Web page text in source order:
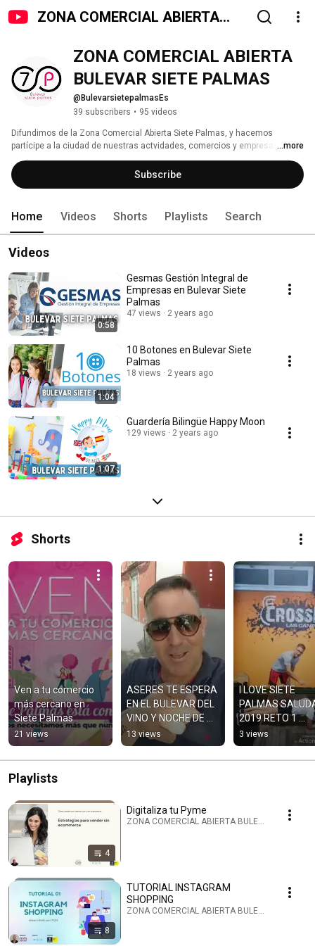
ZONA COMERCIAL ABIERTA
ZONA COMERCIAL ABIERTA
BULEVAR SIETE PALMAS
@BulevarsietepalmasEs
39 subscribers • 95 videos
Difundimos de la Zona Comercial Abierta Siete Palmas, y hacemos
partícipe a la ciudad de nuestras actvidades, comercios y empresas. ...more
Subscribe
Home Videos Shorts Playlists Search
Videos
0:58
Gesmas Gestión Integral de
Empresas en Bulevar Siete
Palmas
47 views 2 years ago
1:04
10 Botones en Bulevar Siete
Palmas
18 views 2 years ago
1:07
Guardería Bilingüe Happy Moon
129 views 2 years ago
Shorts
Ven a tu comercio
más cercano en
Siete Palmas
21 views
ASERES TE ESPERA
EN EL BULEVAR DEL
VINO Y NOCHE DE
FINAOS 2019
13 views
I LOVE SIETE
PALMAS
2019 RETO 1
PLANCHA
3 views
Playlists
4
Digitaliza tu Pyme
ZONA COMERCIAL ABIERTA BULEVAR SIETE
8
TUTORIAL INSTAGRAM
SHOPPING
ZONA COMERCIAL ABIERTA BULEVAR SIETE